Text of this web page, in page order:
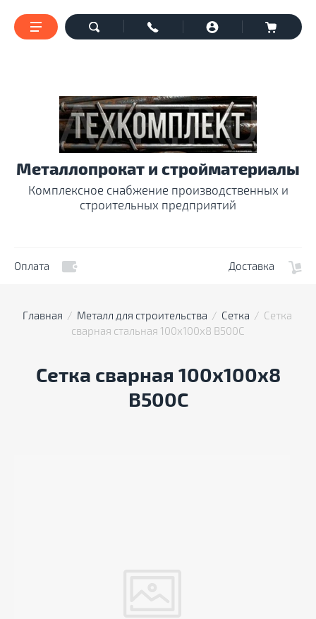
Оплата Доставка
Металлопрокат и стройматериалы
Комплексное снабжение производственных и
строительных предприятий
Главная
  /
Металл для строительства
  /
Сетка
  /  Сетка
сварная стальная 100х100х8 В500С
Сетка сварная 100х100х8
В500С